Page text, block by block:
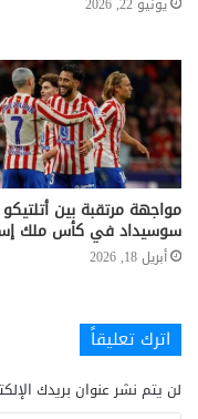
مواجهة مرتقبة بين أتلتيكو
سوسيداد في كأس ملك
أبريل 18, 2026
اترك تعليقاً
لن يتم نشر عنوان بريدك